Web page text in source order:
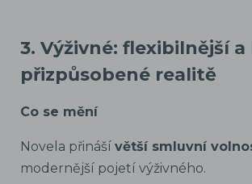
3. Výživné: flexibilnější a
přizpůsobené realitě
Co se mění
Novela přináší větší smluvní
modernější pojetí výživného.